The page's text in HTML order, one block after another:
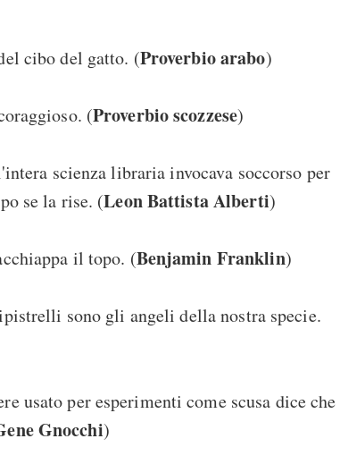
cibo del gatto. (Proverbio arabo)
(Proverbio scozzese)
scienza libraria invocava soccorso per
se la rise. (Leon Battista Alberti)
il topo. (Benjamin Franklin)
sono gli angeli della nostra specie.
usato per esperimenti come scusa dice che
Gnocchi)